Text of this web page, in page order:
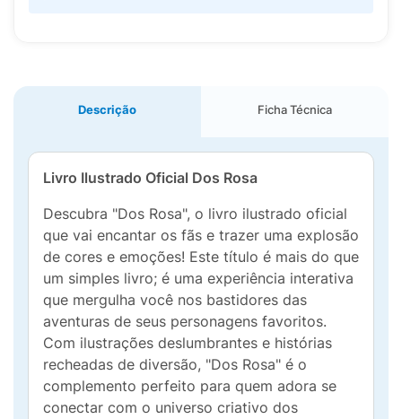
Descrição Ficha Técnica
Livro Ilustrado Oficial Dos Rosa
Descubra "Dos Rosa", o livro ilustrado oficial
que vai encantar os fãs e trazer uma explosão
de cores e emoções! Este título é mais do que
um simples livro; é uma experiência interativa
que mergulha você nos bastidores das
aventuras de seus personagens favoritos.
Com ilustrações deslumbrantes e histórias
recheadas de diversão, "Dos Rosa" é o
complemento perfeito para quem adora se
conectar com o universo criativo dos